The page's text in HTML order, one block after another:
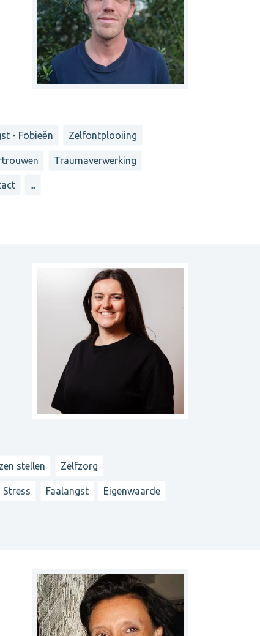
- Fobieën Zelfontplooiing
Traumaverwerking
...
stellen Zelfzorg
Stress Faalangst Eigenwaarde